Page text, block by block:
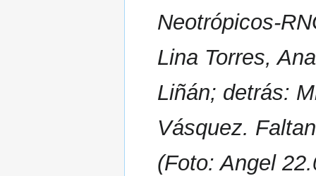
Neotrópicos-
Lina Torres,
Liñán; detrás:
Vásquez.
(Foto: Angel